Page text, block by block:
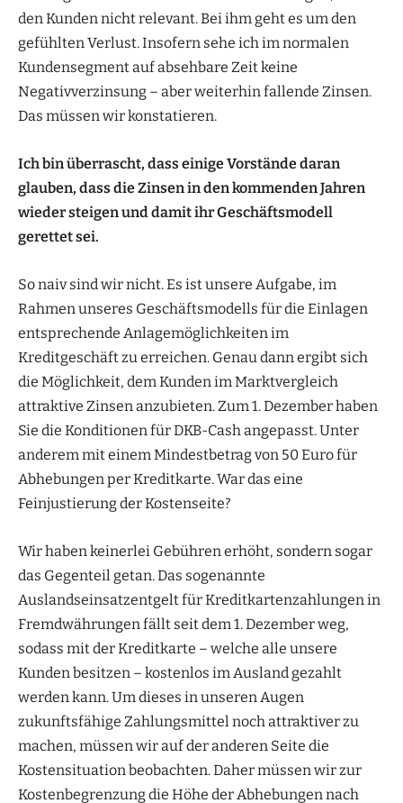
den Kunden nicht relevant. Bei ihm geht es um den
gefühlten Verlust. Insofern sehe ich im normalen
Kundensegment auf absehbare Zeit keine
Negativverzinsung – aber weiterhin fallende Zinsen.
Das müssen wir konstatieren.
Ich bin überrascht, dass einige Vorstände daran
glauben, dass die Zinsen in den kommenden Jahren
wieder steigen und damit ihr Geschäftsmodell
gerettet sei.
So naiv sind wir nicht. Es ist unsere Aufgabe, im
Rahmen unseres Geschäftsmodells für die Einlagen
entsprechende Anlagemöglichkeiten im
Kreditgeschäft zu erreichen. Genau dann ergibt sich
die Möglichkeit, dem Kunden im Marktvergleich
attraktive Zinsen anzubieten. Zum 1. Dezember haben
Sie die Konditionen für DKB-Cash angepasst. Unter
anderem mit einem Mindestbetrag von 50 Euro für
Abhebungen per Kreditkarte. War das eine
Feinjustierung der Kostenseite?
Wir haben keinerlei Gebühren erhöht, sondern sogar
das Gegenteil getan. Das sogenannte
Auslandseinsatzentgelt für Kreditkartenzahlungen in
Fremdwährungen fällt seit dem 1. Dezember weg,
sodass mit der Kreditkarte – welche alle unsere
Kunden besitzen – kostenlos im Ausland gezahlt
werden kann. Um dieses in unseren Augen
zukunftsfähige Zahlungsmittel noch attraktiver zu
machen, müssen wir auf der anderen Seite die
Kostensituation beobachten. Daher müssen wir zur
Kostenbegrenzung die Höhe der Abhebungen nach